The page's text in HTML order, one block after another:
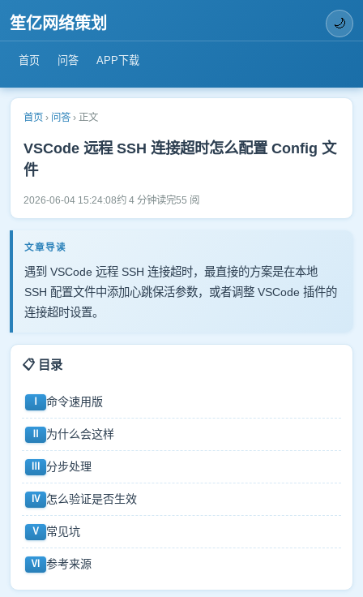
笙亿网络策划 🌙
首页 问答 APP下载
首页 › 问答 › 正文
VSCode 远程 SSH 连接超时怎么配置 Config 文
件
2026-06-04 15:24:08约 4 分钟读完55 阅
文章导读
遇到 VSCode 远程 SSH 连接超时，最直接的方案是在本地
SSH 配置文件中添加心跳保活参数，或者调整 VSCode 插件的
连接超时设置。
📋 目录
命令速用版
为什么会这样
分步处理
Ⅳ 怎么验证是否生效
Ⅴ 常见坑
Ⅵ 参考来源